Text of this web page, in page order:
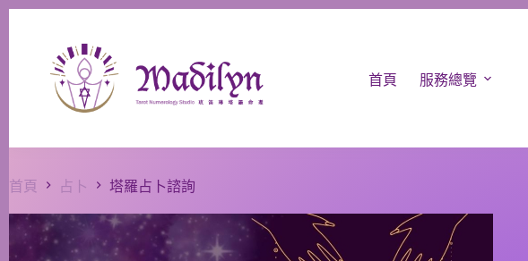
首頁 服務總覽
首頁 占卜 塔羅占卜諮詢